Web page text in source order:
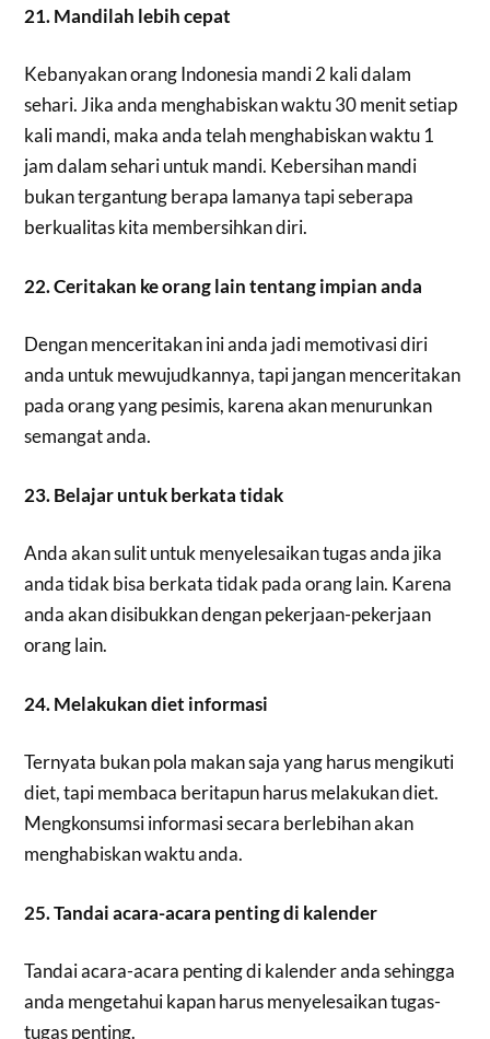
21. Mandilah lebih cepat
Kebanyakan orang Indonesia mandi 2 kali dalam
sehari. Jika anda menghabiskan waktu 30 menit setiap
kali mandi, maka anda telah menghabiskan waktu 1
jam dalam sehari untuk mandi. Kebersihan mandi
bukan tergantung berapa lamanya tapi seberapa
berkualitas kita membersihkan diri.
22. Ceritakan ke orang lain tentang impian anda
Dengan menceritakan ini anda jadi memotivasi diri
anda untuk mewujudkannya, tapi jangan menceritakan
pada orang yang pesimis, karena akan menurunkan
semangat anda.
23. Belajar untuk berkata tidak
Anda akan sulit untuk menyelesaikan tugas anda jika
anda tidak bisa berkata tidak pada orang lain. Karena
anda akan disibukkan dengan pekerjaan-pekerjaan
orang lain.
24. Melakukan diet informasi
Ternyata bukan pola makan saja yang harus mengikuti
diet, tapi membaca beritapun harus melakukan diet.
Mengkonsumsi informasi secara berlebihan akan
menghabiskan waktu anda.
25. Tandai acara-acara penting di kalender
Tandai acara-acara penting di kalender anda sehingga
anda mengetahui kapan harus menyelesaikan tugas-
tugas penting.